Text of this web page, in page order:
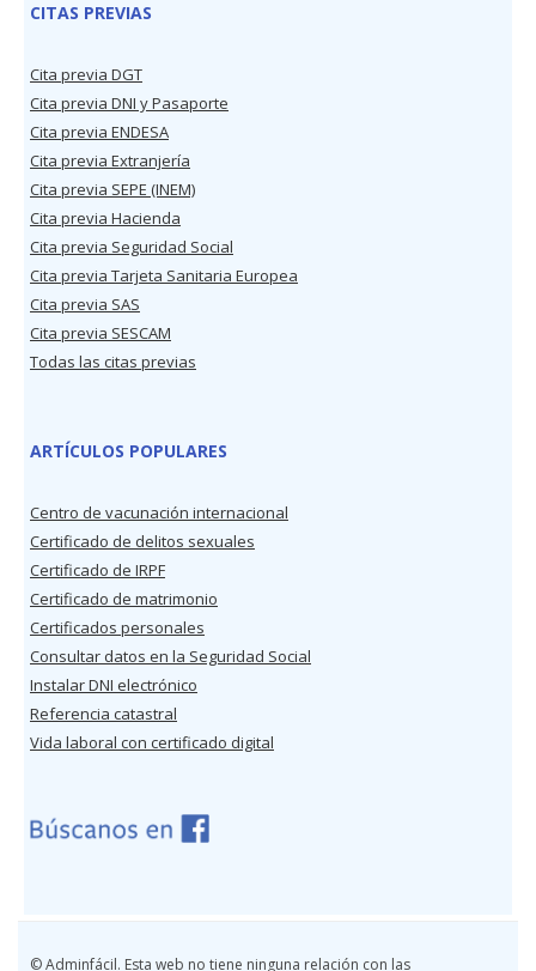
CITAS PREVIAS
Cita previa DGT
Cita previa DNI y Pasaporte
Cita previa ENDESA
Cita previa Extranjería
Cita previa SEPE (INEM)
Cita previa Hacienda
Cita previa Seguridad Social
Cita previa Tarjeta Sanitaria Europea
Cita previa SAS
Cita previa SESCAM
Todas las citas previas
ARTÍCULOS POPULARES
Centro de vacunación internacional
Certificado de delitos sexuales
Certificado de IRPF
Certificado de matrimonio
Certificados personales
Consultar datos en la Seguridad Social
Instalar DNI electrónico
Referencia catastral
Vida laboral con certificado digital
© Adminfácil. Esta web no tiene ninguna relación con las